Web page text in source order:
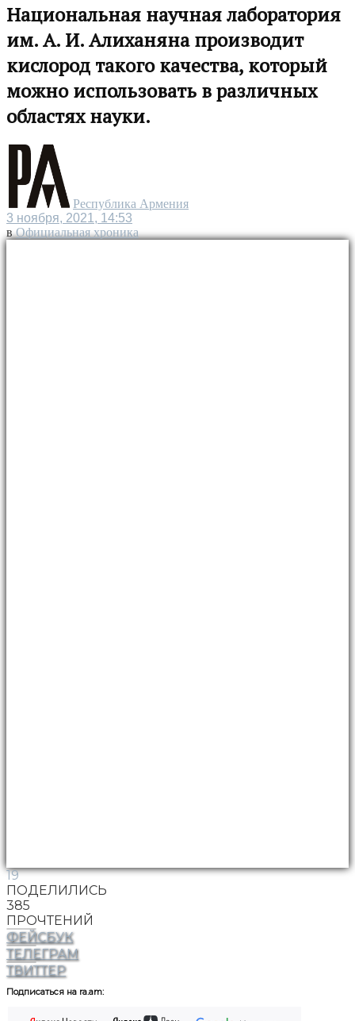
Национальная научная лаборатория
им. А. И. Алиханяна производит
кислород такого качества, который
можно использовать в различных
областях науки.
Республика Армения
3 ноября, 2021, 14:53
в Официальная хроника
19
ПОДЕЛИЛИСЬ
385
ПРОЧТЕНИЙ
ФЕЙСБУК
ТЕЛЕГРАМ
ТВИТТЕР
Подписаться на ra.am: